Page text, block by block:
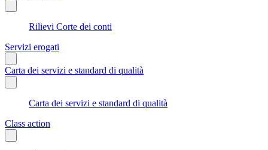
Rilievi Corte dei conti
Servizi erogati
Carta dei servizi e standard di qualità
Carta dei servizi e standard di qualità
Class action